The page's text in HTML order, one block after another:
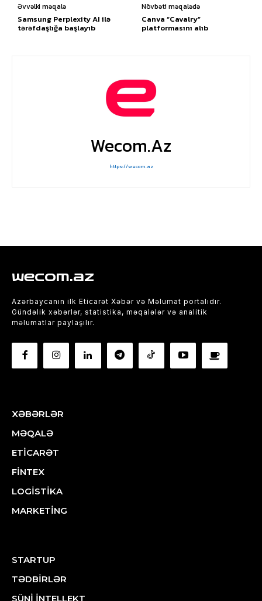
Əvvəlki məqalə
Samsung Perplexity AI ilə
tərəfdaşlığa başlayıb
Növbəti məqalədə
Canva “Cavalry”
platformasını alıb
Wecom.az
https://wecom.az
wecom.az
Azərbaycanın ilk Eticarət Xəbər və Məlumat portalıdır.
Gündəlik xəbərlər, statistika, məqalələr və analitik
məlumatlar paylaşılır.
XƏBƏRLƏR
MƏQALƏ
ETİCARƏT
FİNTEX
LOGİSTİKA
MARKETİNG
STARTUP
TƏDBİRLƏR
SÜNİ İNTELLEKT